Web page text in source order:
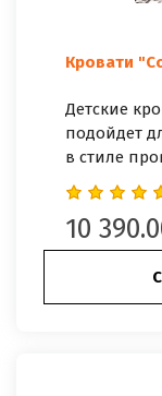
Кровати
Детские
подойдет
в стиле
10